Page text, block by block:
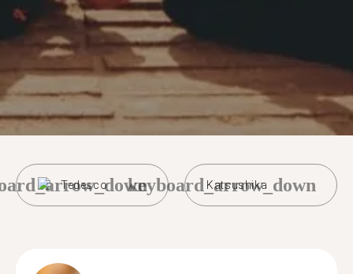
Tedesco Katsushika
keyboard_arrow_down